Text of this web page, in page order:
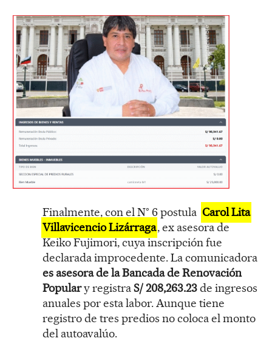
Finalmente, con el N° 6 postula Carol Lita
Villavicencio Lizárraga, ex asesora de
Keiko Fujimori, cuya inscripción fue
declarada improcedente. La comunicadora
es asesora de la Bancada de Renovación
Populary registraS/ 208,263.23de ingresos
anuales por esta labor. Aunque tiene
registro de tres predios no coloca el monto
del autoavalúo.